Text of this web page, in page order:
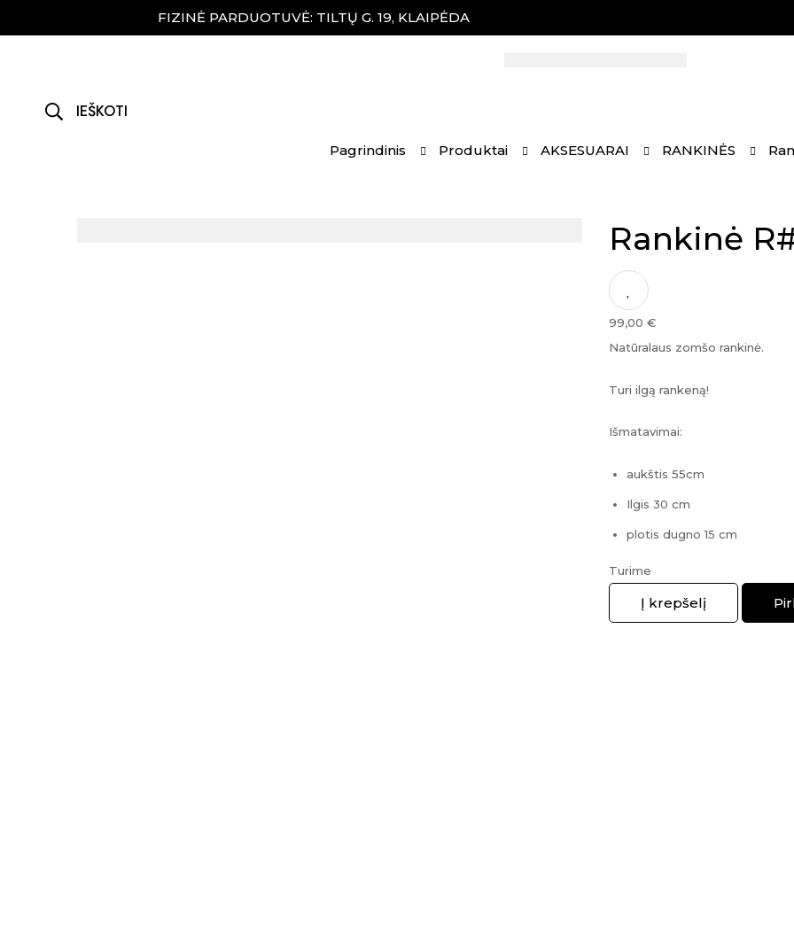
FIZINĖ PARDUOTUVĖ: TILTŲ G. 19, KLAIPĖDA
IEŠKOTI
Pagrindinis Produktai AKSESUARAI RANKINĖS
Rankinė
99,00 €
Natūralaus zomšo rankinė.
Turi ilgą rankeną!
Išmatavimai:
aukštis 55cm
Ilgis 30 cm
plotis dugno 15 cm
Turime
Į krepšelį